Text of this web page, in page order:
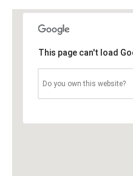
This page can't load
Do you own this website?